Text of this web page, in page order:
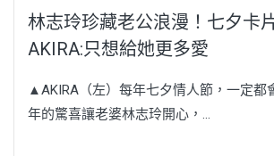
林志玲珍藏老公浪漫！七夕卡
AKIRA:只想給她更多愛
▲AKIRA（左）每年七夕情人節，一定都
年的驚喜讓老婆林志玲開心，...